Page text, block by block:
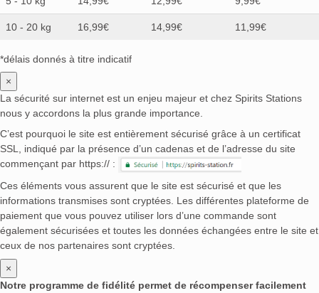
10 - 20 kg 16,99€ 14,99€ 11,99€
*délais donnés à titre indicatif
×
La sécurité sur internet est un enjeu majeur et chez Spirits Stations
nous y accordons la plus grande importance.
C’est pourquoi le site est entièrement sécurisé grâce à un certificat
SSL, indiqué par la présence d’un cadenas et de l’adresse du site
commençant par https:// :
Ces éléments vous assurent que le site est sécurisé et que les
informations transmises sont cryptées. Les différentes plateforme de
paiement que vous pouvez utiliser lors d’une commande sont
également sécurisées et toutes les données échangées entre le site et
ceux de nos partenaires sont cryptées.
×
Notre programme de fidélité permet de récompenser facilement